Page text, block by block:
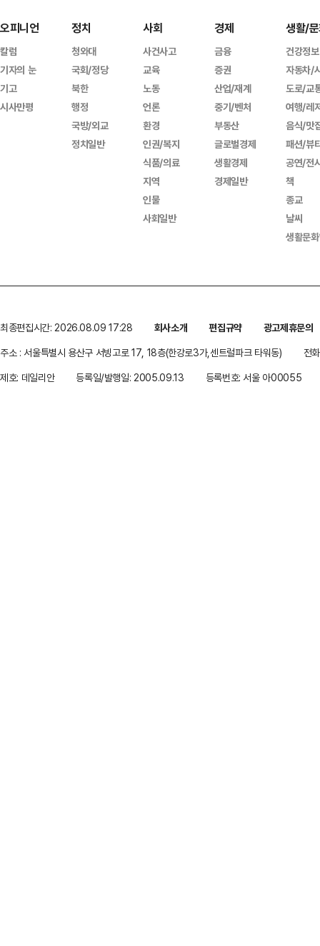
오피니언
칼럼
기자의 눈
기고
시사만평
정치
청와대
국회/정당
북한
행정
국방/외교
정치일반
사회
사건사고
교육
노동
언론
환경
인권/복지
식품/의료
지역
인물
사회일반
경제
금융
증권
산업/재계
중기/벤처
부동산
글로벌경제
생활경제
경제일반
생활/
건강정보
자동차/
도로/교
여행/레
음식/맛
패션/뷰
공연/전
책
종교
날씨
생활문
최종편집시간: 2026.08.09 17:28 회사소개 편집규약
광고제휴문의
주소 : 서울특별시 용산구 서빙고로 17, 18층(한강로3가,센트럴파크 타워동)
전
제호: 데일리안
등록일/발행일: 2005.09.13 등록번호: 서울 아00055